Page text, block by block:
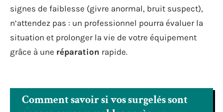
signes de faiblesse (givre anormal, bruit suspect),
n’attendez pas : un professionnel pourra évaluer la
situation et prolonger la vie de votre équipement
grâce à une réparation rapide.
Comment savoir si vos surgelés sont